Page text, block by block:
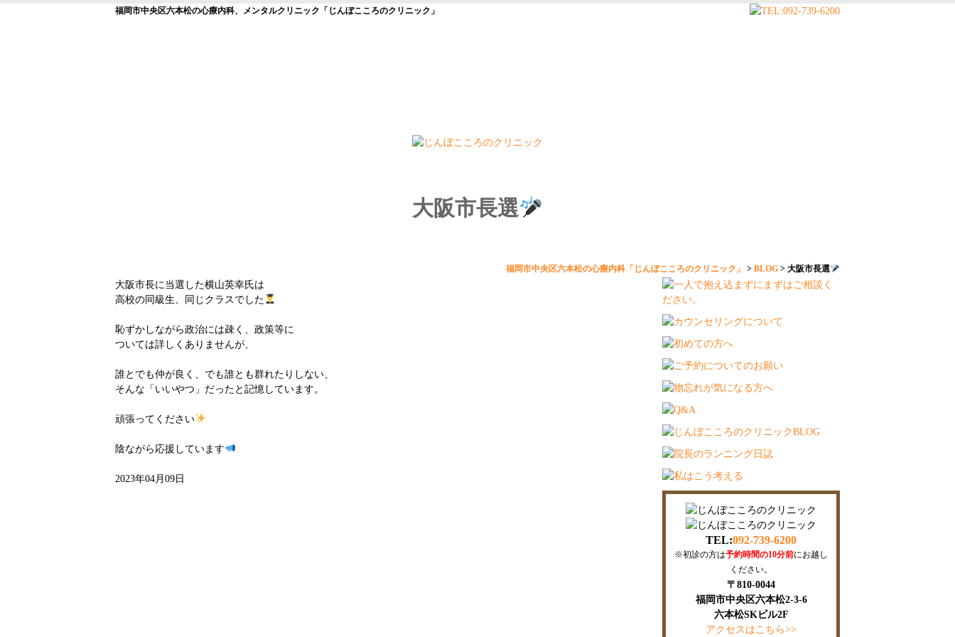
福岡市中央区六本松の心療内科、メンタルクリニック「じんぼこころのクリニック」
大阪市長選
福岡市中央区六本松の心療内科「じんぼこころのクリニック」 >BLOG >大阪市長選
大阪市長に当選した横山英幸氏は
高校の同級生、同じクラスでした
恥ずかしながら政治には疎く、政策等に
ついては詳しくありませんが、
誰とでも仲が良く、でも誰とも群れたりしない、
そんな「いいやつ」だったと記憶しています。
頑張ってください
陰ながら応援しています
2023年04月09日
TEL:092-739-6200
※初診の方は予約時間の10分前にお越し
ください。
〒810-0044
福岡市中央区六本松2-3-6
六本松SKビル2F
アクセスはこちら>>